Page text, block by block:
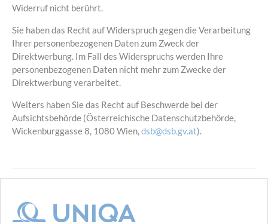
Widerruf nicht berührt.
Sie haben das Recht auf Widerspruch gegen die Verarbeitung
Ihrer personenbezogenen Daten zum Zweck der
Direktwerbung. Im Fall des Widerspruchs werden Ihre
personenbezogenen Daten nicht mehr zum Zwecke der
Direktwerbung verarbeitet.
Weiters haben Sie das Recht auf Beschwerde bei der
Aufsichtsbehörde (Österreichische Datenschutzbehörde,
Wickenburggasse 8, 1080 Wien,dsb@dsb.gv.at).